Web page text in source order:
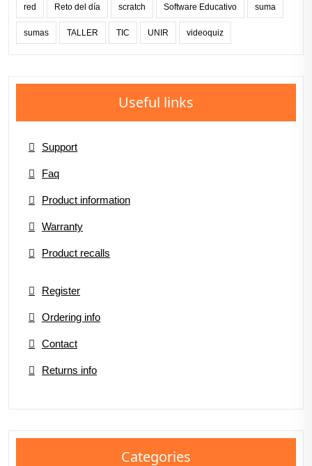
red Reto del día scratch Software Educativo suma
sumas TALLER TIC UNIR videoquiz
Useful links
Support
Faq
Product information
Warranty
Product recalls
Register
Ordering info
Contact
Returns info
Categories